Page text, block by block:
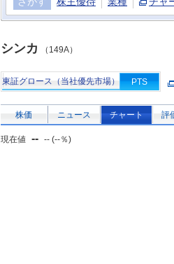
シンカ （149A）
東証グロース（当社優先市場） PTS
株価 ニュース チャート 評
現在値 -- -- (--％)